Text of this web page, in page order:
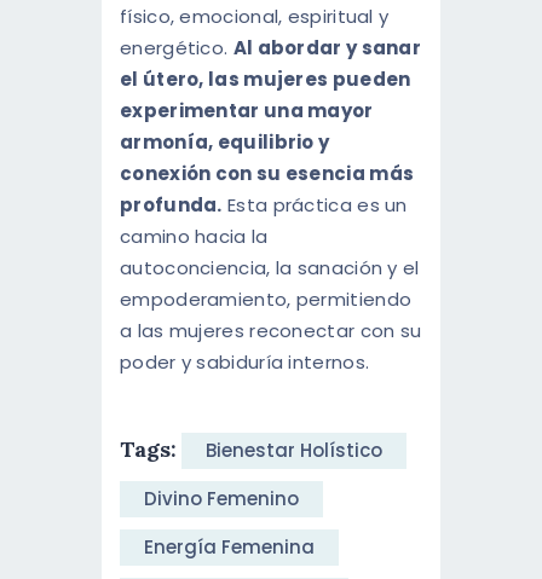
físico, emocional, espiritual y
energético. Al abordar y sanar
el útero, las mujeres pueden
experimentar una mayor
armonía, equilibrio y
conexión con su esencia más
profunda. Esta práctica es un
camino hacia la
autoconciencia, la sanación y el
empoderamiento, permitiendo
a las mujeres reconectar con su
poder y sabiduría internos.
Tags:
Bienestar Holístico
Divino Femenino
Energía Femenina